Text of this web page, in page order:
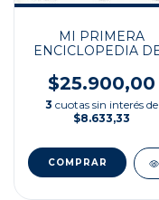
MI PRIMERA
ENCICLOPEDIA
$25.900,00
3 cuotas sin interés de
$8.633,33